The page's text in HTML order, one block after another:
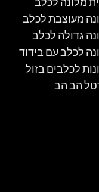
מעוצבת לכלב
גדולה לכלב
לכלב עם בידוד
לכלבים בזול
הב הב